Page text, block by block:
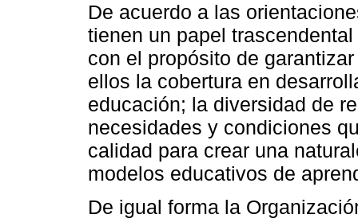
De acuerdo a las
tienen un papel
con el propósito de
ellos la cobertura en
educación; la diversidad de
necesidades y condiciones
calidad para crear una
modelos educativos de
De igual forma la